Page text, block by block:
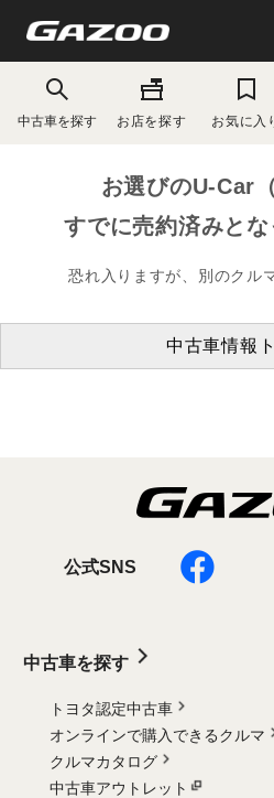
中古車を探す お店を探す お気に入
お選びのU-Car
すでに売約済みとな
恐れ入りますが、別のクル
中古車情報
公式SNS
中古車を探す
トヨタ認定中古車
オンラインで購入できるクルマ
クルマカタログ
中古車アウトレット